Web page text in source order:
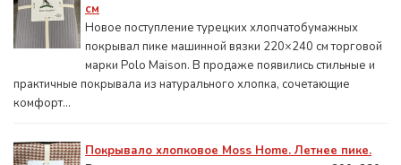
см
Новое поступление турецких хлопчатобумажных
покрывал пике машинной вязки 220×240 см торговой
марки Polo Maison. В продаже появились стильные и
практичные покрывала из натурального хлопка, сочетающие
комфорт...
Покрывало хлопковое Moss Home. Летнее пике.